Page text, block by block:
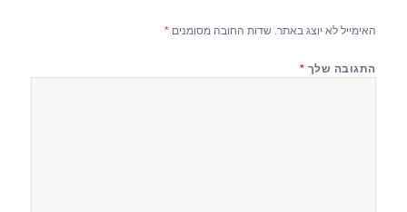
האימייל לא יוצג באתר. שדות החובה מסומנים*
התגובה שלך *